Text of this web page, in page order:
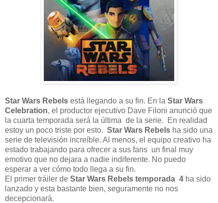
Star Wars Rebels está llegando a su fin. En la Star Wars
Celebration, el productor ejecutivo Dave Filoni anunció que
la cuarta temporada será la última de la serie. En realidad
estoy un poco triste por esto. Star Wars Rebels ha sido una
serie de televisión increíble. Al menos, el equipo creativo ha
estado trabajando para ofrecer a sus fans un final muy
emotivo que no dejara a nadie indiferente. No puedo
esperar a ver cómo todo llega a su fin.
El primer tráiler de Star Wars Rebels temporada 4 ha sido
lanzado y esta bastante bien, seguramente no nos
decepcionará.